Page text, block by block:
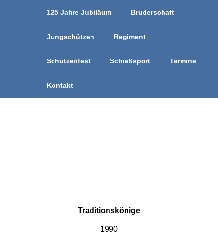
125 Jahre Jubiläum Bruderschaft
Jungschützen Regiment
Schützenfest Schießsport Termine
Kontakt
Traditionskönige
1990